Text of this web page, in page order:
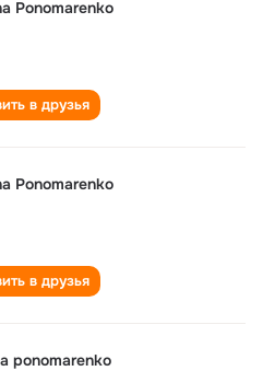
Ponomarenko
в друзья
Ponomarenko
в друзья
ponomarenko